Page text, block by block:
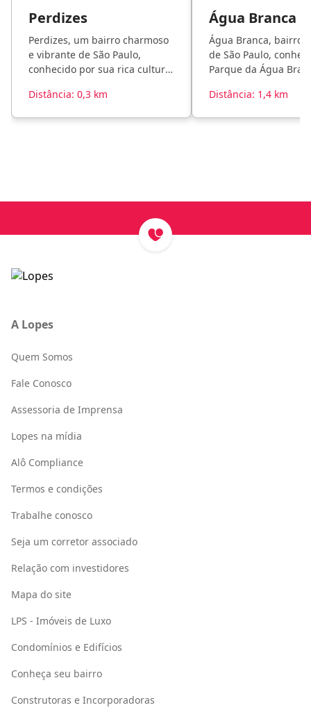
Perdizes
Perdizes, um bairro charmoso
e vibrante de São Paulo,
conhecido por sua rica cultura
entretenimento.
Distância: 0,3 km
Água Branca
Água Branca, bairro
de São Paulo,
Parque da Água
Distância: 1,4 km
A Lopes
Quem Somos
Fale Conosco
Assessoria de Imprensa
Lopes na mídia
Alô Compliance
Termos e condições
Trabalhe conosco
Seja um corretor associado
Relação com investidores
Mapa do site
LPS - Imóveis de Luxo
Condomínios e Edifícios
Conheça seu bairro
Construtoras e Incorporadoras